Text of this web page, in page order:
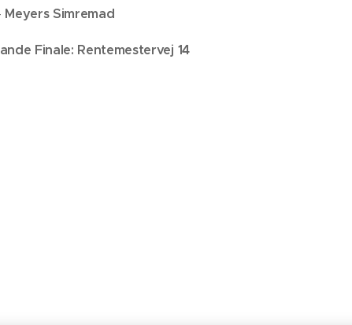
Meyers Simremad
Finale: Rentemestervej 14